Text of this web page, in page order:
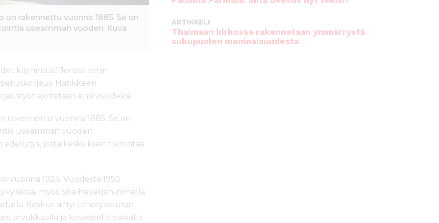
rakennettu vuonna 1885. Se on
useamman vuoden. Kuva
käynnistää Jerusalemin
Hankkeen
ajoitetaan ensi vuodeksi.
rakennettu vuonna 1885. Se on
useamman vuoden.
jotta keskuksen toimintaa
vuonna 1924. Vuodesta 1950
myös Shalhevetjah-nimellä
Keskus siirtyi Lähetysseuran
arvokkaalla ja keskeisellä paikalla
ARTIKKELI
Thaimaan kirkossa rakennetaan ymmärrystä
sukupuolen moninaisuudesta